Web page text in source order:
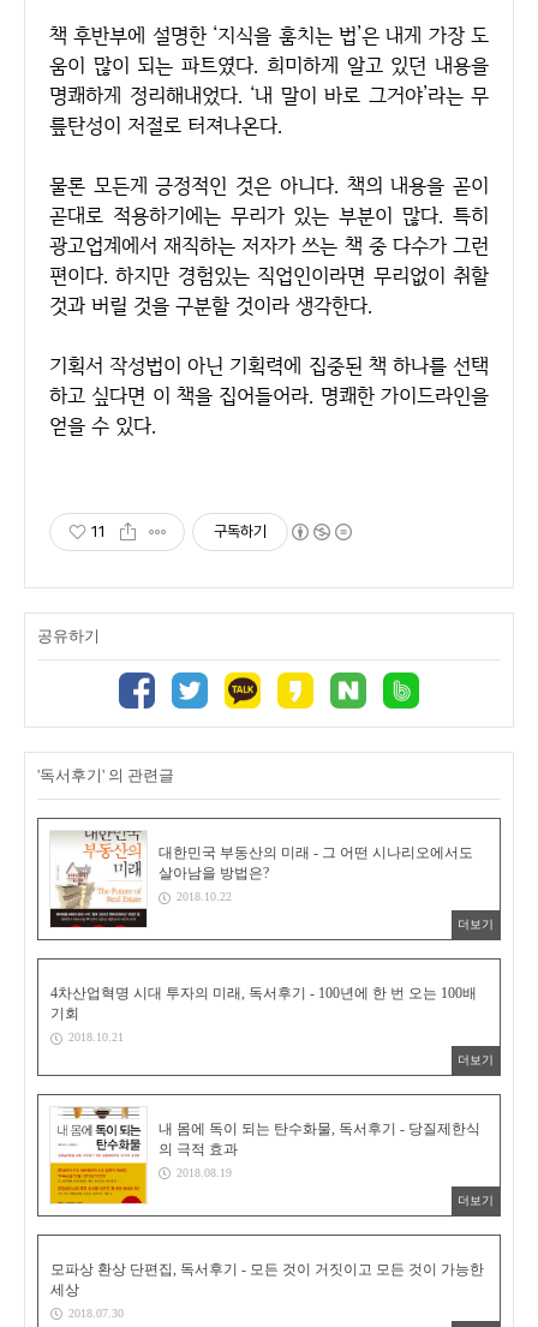
책 후반부에 설명한 ‘지식을 훔치는 법’은 내게 가장 도
움이 많이 되는 파트였다. 희미하게 알고 있던 내용을
명쾌하게 정리해내었다. ‘내 말이 바로 그거야’라는 무
릎탄성이 저절로 터져나온다.
물론 모든게 긍정적인 것은 아니다. 책의 내용을 곧이
곧대로 적용하기에는 무리가 있는 부분이 많다. 특히
광고업계에서 재직하는 저자가 쓰는 책 중 다수가 그런
편이다. 하지만 경험있는 직업인이라면 무리없이 취할
것과 버릴 것을 구분할 것이라 생각한다.
기획서 작성법이 아닌 기획력에 집중된 책 하나를 선택
하고 싶다면 이 책을 집어들어라. 명쾌한 가이드라인을
얻을 수 있다.
11 구독하기
공유하기
'독서후기' 의 관련글
대한민국 부동산의 미래 - 그 어떤 시나리오에서도
살아남을 방법은?
2018.10.22
더보기
4차산업혁명 시대 투자의 미래, 독서후기 - 100년에 한 번 오는 100배
기회
2018.10.21
더보기
내 몸에 독이 되는 탄수화물, 독서후기 - 당질제한식
의 극적 효과
2018.08.19
더보기
모파상 환상 단편집, 독서후기 - 모든 것이 거짓이고 모든 것이 가능한
세상
2018.07.30